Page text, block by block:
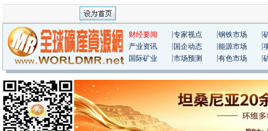
财经要闻 专家视点 钢铁市场
产业资讯
国企动态 能源市场
国际矿业
市场预测 有色市场